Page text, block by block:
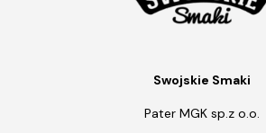
Swojskie Smaki
Pater MGK sp.z o.o.